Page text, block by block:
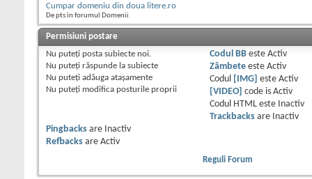
Cumpar domeniu din doua litere.ro
De pts în forumul Domenii
Permisiuni postare
Nu puteţi posta subiecte noi.
Nu puteţi răspunde la subiecte
Nu puteţi adăuga ataşamente
Nu puteţi modifica posturile proprii
Codul BBeste Activ
Zâmbeteeste Activ
Codul
[IMG] este Activ
[VIDEO] code is Activ
Codul HTML este
Inactiv
Trackbacksare
Inactiv
Pingbacks are
Inactiv
Refbacks are Activ
Reguli Forum